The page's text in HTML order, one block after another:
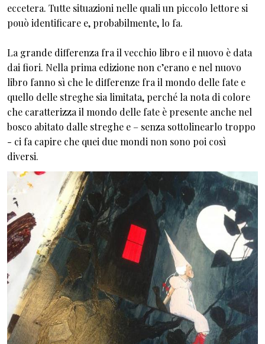
eccetera. Tutte situazioni nelle quali un piccolo lettore si
pouò identificare e, probabilmente, lo fa.
La grande differenza fra il vecchio libro e il nuovo è data
dai fiori. Nella prima edizione non c’erano e nel nuovo
libro fanno sì che le differenze fra il mondo delle fate e
quello delle streghe sia limitata, perché la nota di colore
che caratterizza il mondo delle fate è presente anche nel
bosco abitato dalle streghe e – senza sottolinearlo troppo
- ci fa capire che quei due mondi non sono poi così
diversi.